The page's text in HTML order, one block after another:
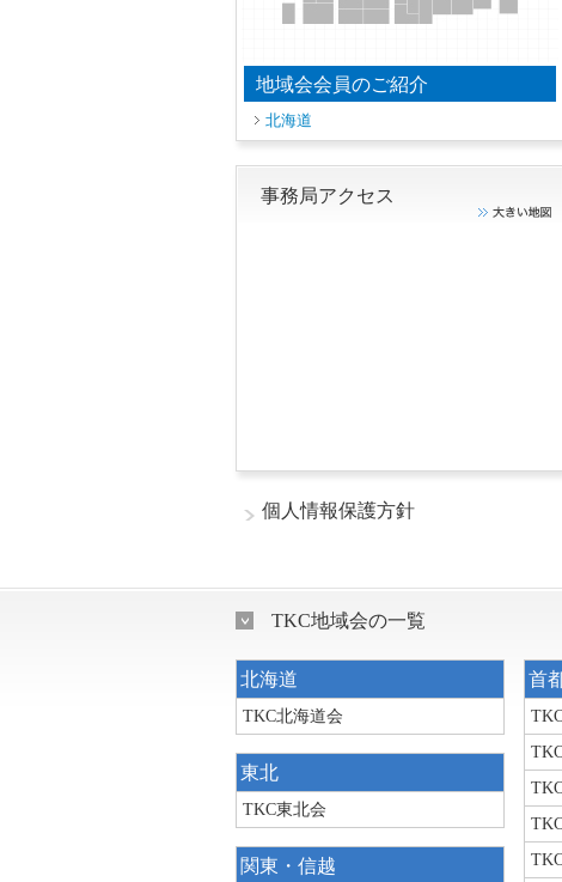
地域会会員のご紹介
北海道
事務局アクセス
個人情報保護方針
TKC地域会の一覧
北海道
TKC北海道会
東北
TKC東北会
関東・信越
首